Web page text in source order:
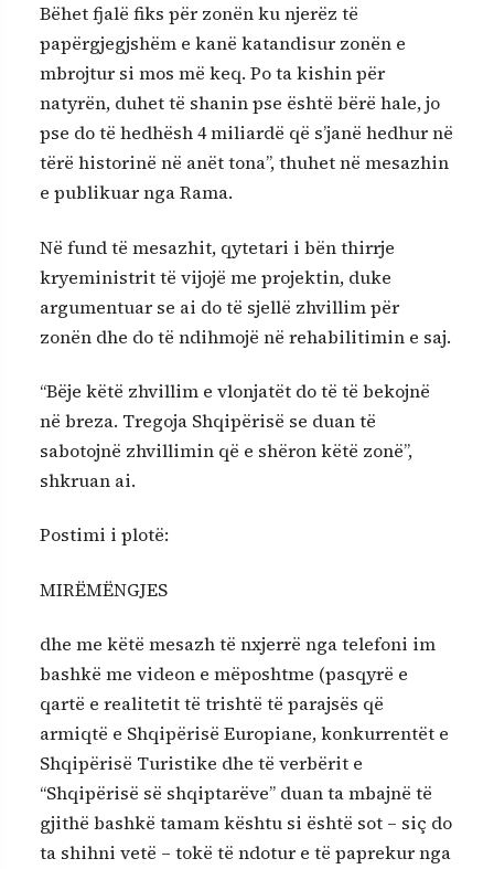
Bëhet fjalë fiks për zonën ku njerëz të
papërgjegjshëm e kanë katandisur zonën e
mbrojtur si mos më keq. Po ta kishin për
natyrën, duhet të shanin pse është bërë hale, jo
pse do të hedhësh 4 miliardë që s’janë hedhur në
tërë historinë në anët tona”, thuhet në mesazhin
e publikuar nga Rama.
Në fund të mesazhit, qytetari i bën thirrje
kryeministrit të vijojë me projektin, duke
argumentuar se ai do të sjellë zhvillim për
zonën dhe do të ndihmojë në rehabilitimin e saj.
“Bëje këtë zhvillim e vlonjatët do të të bekojnë
në breza. Tregoja Shqipërisë se duan të
sabotojnë zhvillimin që e shëron këtë zonë”,
shkruan ai.
Postimi i plotë:
MIRËMËNGJES
dhe me këtë mesazh të nxjerrë nga telefoni im
bashkë me videon e mëposhtme (pasqyrë e
qartë e realitetit të trishtë të parajsës që
armiqtë e Shqipërisë Europiane, konkurrentët e
Shqipërisë Turistike dhe të verbërit e
“Shqipërisë së shqiptarëve” duan ta mbajnë të
gjithë bashkë tamam kështu si është sot – siç do
ta shihni vetë – tokë të ndotur e të paprekur nga